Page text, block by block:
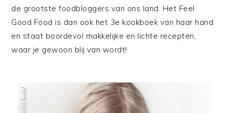
de grootste foodbloggers van ons land. Het Feel
Good Food is dan ook het 3e kookboek van haar hand
en staat boordevol makkelijke en lichte recepten,
waar je gewoon blij van wordt!